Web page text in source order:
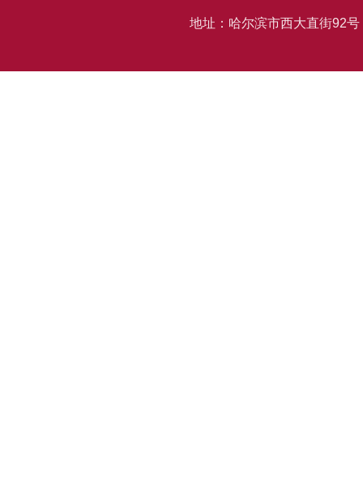
地址：哈尔滨市西大直街92号